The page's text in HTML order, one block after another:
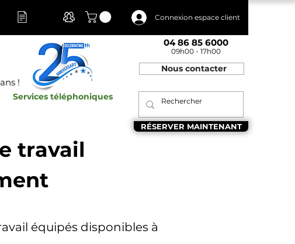
04 86 85 6000
09h00 - 17h00
Nous contacter
RÉSERVER MAINTENANT
Connexion espace client
!
Services téléphoniques
travail
équipés disponibles à